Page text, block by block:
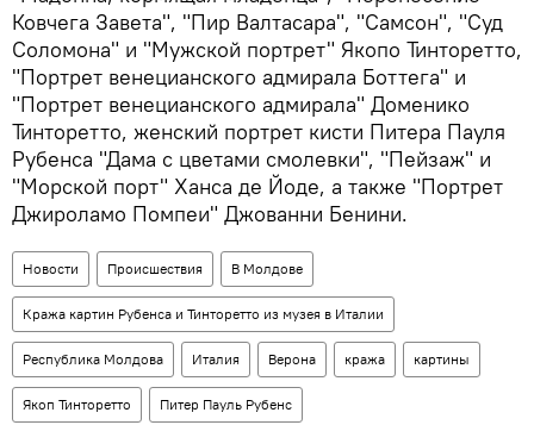
Ковчега Завета", "Пир Валтасара", "Самсон", "Суд
Соломона" и "Мужской портрет" Якопо Тинторетто,
"Портрет венецианского адмирала Боттега" и
"Портрет венецианского адмирала" Доменико
Тинторетто, женский портрет кисти Питера Пауля
Рубенса "Дама с цветами смолевки", "Пейзаж" и
"Морской порт" Ханса де Йоде, а также "Портрет
Джироламо Помпеи" Джованни Бенини.
Новости Происшествия В Молдове
Кража картин Рубенса и Тинторетто из музея в Италии
Республика Молдова Италия Верона кража картины
Якоп Тинторетто Питер Пауль Рубенс